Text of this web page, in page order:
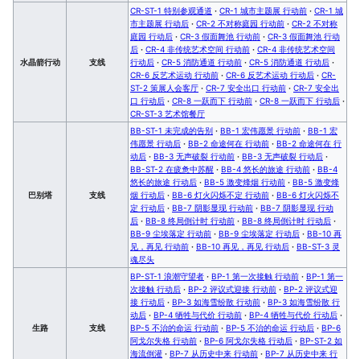
水晶箭行动 支线
CR-ST-1 特别参观通道 · CR-1 城市主题展 行动前 · CR-1 城
市主题展 行动后 · CR-2 不对称庭园 行动前 · CR-2 不对称
庭园 行动后 · CR-3 假面舞池 行动前 · CR-3 假面舞池 行动
后 · CR-4 非传统艺术空间 行动前 · CR-4 非传统艺术空间
行动后 · CR-5 消防通道 行动前 · CR-5 消防通道 行动后 ·
CR-6 反艺术运动 行动前 · CR-6 反艺术运动 行动后 · CR-
ST-2 策展人会客厅 · CR-7 安全出口 行动前 · CR-7 安全出
口 行动后 · CR-8 一跃而下 行动前 · CR-8 一跃而下 行动后 ·
CR-ST-3 艺术馆餐厅
巴别塔 支线
BB-ST-1 未完成的告别 · BB-1 宏伟愿景 行动前 · BB-1 宏
伟愿景 行动后 · BB-2 命途何在 行动前 · BB-2 命途何在 行
动后 · BB-3 无声破裂 行动前 · BB-3 无声破裂 行动后 ·
BB-ST-2 在疲惫中苏醒 · BB-4 悠长的旅途 行动前 · BB-4
悠长的旅途 行动后 · BB-5 激变烽烟 行动前 · BB-5 激变烽
烟 行动后 · BB-6 灯火闪烁不定 行动前 · BB-6 灯火闪烁不
定 行动后 · BB-7 阴影显现 行动前 · BB-7 阴影显现 行动
后 · BB-8 终局倒计时 行动前 · BB-8 终局倒计时 行动后 ·
BB-9 尘埃落定 行动前 · BB-9 尘埃落定 行动后 · BB-10 再
见，再见 行动前 · BB-10 再见，再见 行动后 · BB-ST-3 灵
魂尽头
生路 支线
BP-ST-1 浪潮守望者 · BP-1 第一次接触 行动前 · BP-1 第一
次接触 行动后 · BP-2 评议式迎接 行动前 · BP-2 评议式迎
接 行动后 · BP-3 如海雪纷散 行动前 · BP-3 如海雪纷散 行
动后 · BP-4 牺牲与代价 行动前 · BP-4 牺牲与代价 行动后 ·
BP-5 不治的命运 行动前 · BP-5 不治的命运 行动后 · BP-6
阿戈尔失格 行动前 · BP-6 阿戈尔失格 行动后 · BP-ST-2 如
海流倒灌 · BP-7 从历史中来 行动前 · BP-7 从历史中来 行